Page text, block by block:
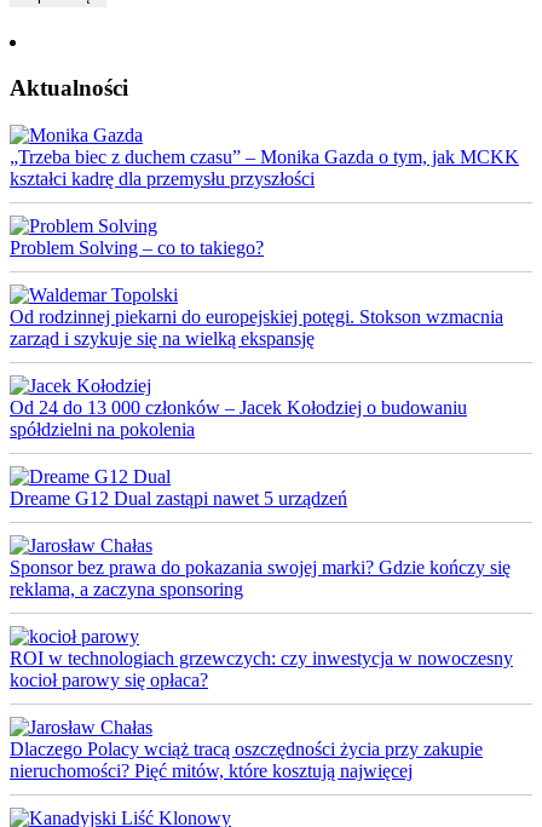
Aktualności
„Trzeba biec z duchem czasu” – Monika Gazda o tym, jak MCKK
kształci kadrę dla przemysłu przyszłości
Problem Solving – co to takiego?
Od rodzinnej piekarni do europejskiej potęgi. Stokson wzmacnia
zarząd i szykuje się na wielką ekspansję
Od 24 do 13 000 członków – Jacek Kołodziej o budowaniu
spółdzielni na pokolenia
Dreame G12 Dual zastąpi nawet 5 urządzeń
Sponsor bez prawa do pokazania swojej marki? Gdzie kończy się
reklama, a zaczyna sponsoring
ROI w technologiach grzewczych: czy inwestycja w nowoczesny
kocioł parowy się opłaca?
Dlaczego Polacy wciąż tracą oszczędności życia przy zakupie
nieruchomości? Pięć mitów, które kosztują najwięcej